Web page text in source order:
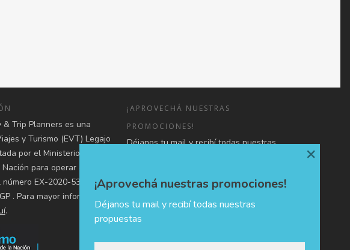
& Trip Planners es una
y Turismo (EVT) Legajo
por el Ministerio de
para operar en forma
EX-2020-53107080-
. Para mayor información,
.
¡APROVECHÁ NUESTRAS
PROMOCIONES!
Déjanos tu mail y recibí todas nuestras
¡Aprovechá nuestras promociones!
Déjanos tu mail y recibí todas nuestras
propuestas
×